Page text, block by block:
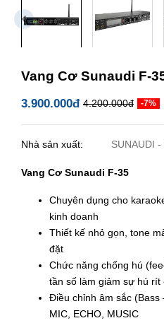
Vang Cơ Sunaudi F-
3.900.000đ 4.200.000đ -7%
Nhà sản xuất: SUNAUDI
Vang Cơ Sunaudi F-35
Chuyên dụng cho
kinh doanh
Thiết kế nhỏ gọn, tone
đặt
Chức năng chống hú
tần số làm giảm sự hú rít
Điều chỉnh âm sắc (Bass
MIC, ECHO, MUSIC